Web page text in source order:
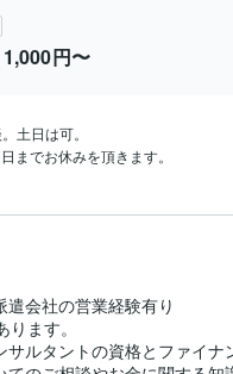
1,000円〜
土日は可。
までお休みを頂きます。
会社の営業経験有り
ます。
ルタントの資格とファイナ